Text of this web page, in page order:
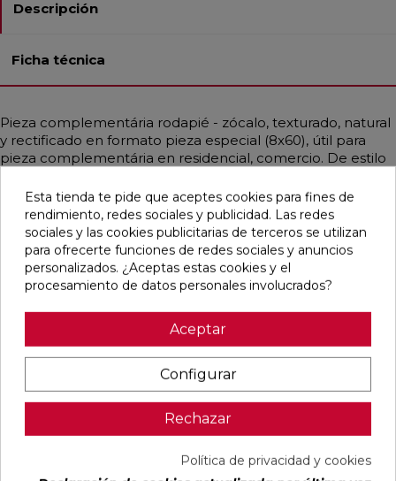
Descripción
Ficha técnica
Pieza complementária rodapié - zócalo, texturado, natural
y rectificado en formato pieza especial (8x60), útil para
pieza complementária en residencial, comercio. De estilo
mayoritariamente en color gris perla.
Pensamos que te puede interesar
ALAPLANA
GREY MATE
VERONA
WHITE MATE
RECTIFICADO
Colorker
favorite
KAWAII GREY
MATE
RECTIFICADO
Ref:
Colorker
PALOMASTONE
33,3X100
RECTIFICADO
Ref:
TAU
Esta tienda te pide que aceptes cookies para fines de
rendimiento, redes sociales y publicidad. Las redes
sociales y las cookies publicitarias de terceros se utilizan
para ofrecerte funciones de redes sociales y anuncios
personalizados. ¿Aceptas estas cookies y el
procesamiento de datos personales involucrados?
Aceptar
Configurar
Rechazar
Política de privacidad y cookies